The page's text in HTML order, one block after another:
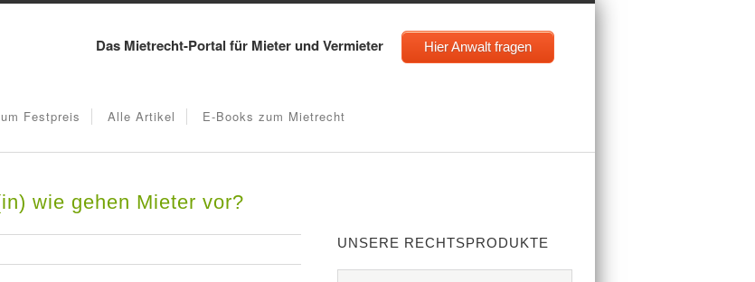
Das Mietrecht-Portal für Mieter und Vermieter Hier Anwalt fragen
Festpreis Alle Artikel E-Books zum Mietrecht
wie gehen Mieter vor?
UNSERE RECHTSPRODUKTE